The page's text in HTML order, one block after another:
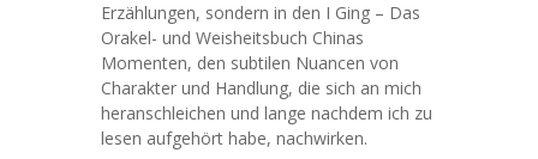
Erzählungen, sondern in den I Ging – Das
Orakel- und Weisheitsbuch Chinas
Momenten, den subtilen Nuancen von
Charakter und Handlung, die sich an mich
heranschleichen und lange nachdem ich zu
lesen aufgehört habe, nachwirken.